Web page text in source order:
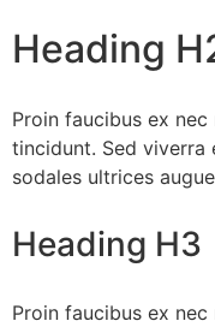
Heading
Proin faucibus ex
tincidunt. Sed viverra
sodales ultrices
Heading H3
Proin faucibus ex